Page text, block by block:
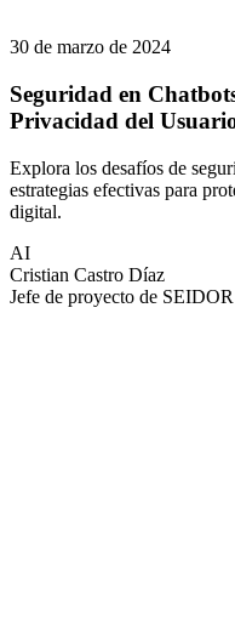
30 de marzo de 2024
Seguridad en
Privacidad del
Explora los desafíos de
estrategias efectivas para
digital.
AI
Cristian Castro Díaz
Jefe de proyecto de SEIDOR